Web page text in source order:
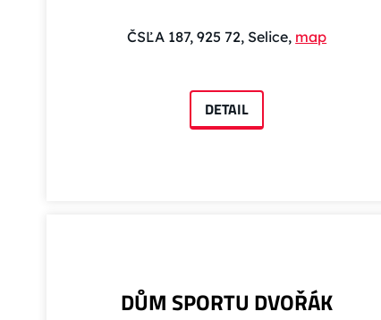
ČSĽA 187, 925 72, Selice, map
DETAIL
DŮM SPORTU DVOŘÁK